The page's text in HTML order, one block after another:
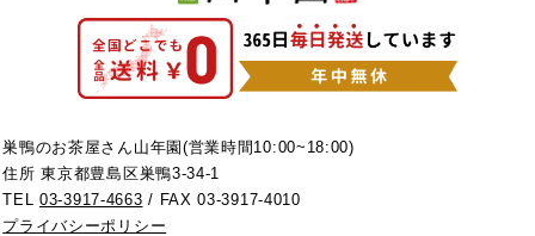
巣鴨のお茶屋さん山年園(営業時間10:00~18:00)
住所 東京都豊島区巣鴨3-34-1
TEL03-3917-4663 / FAX 03-3917-4010
プライバシーポリシー